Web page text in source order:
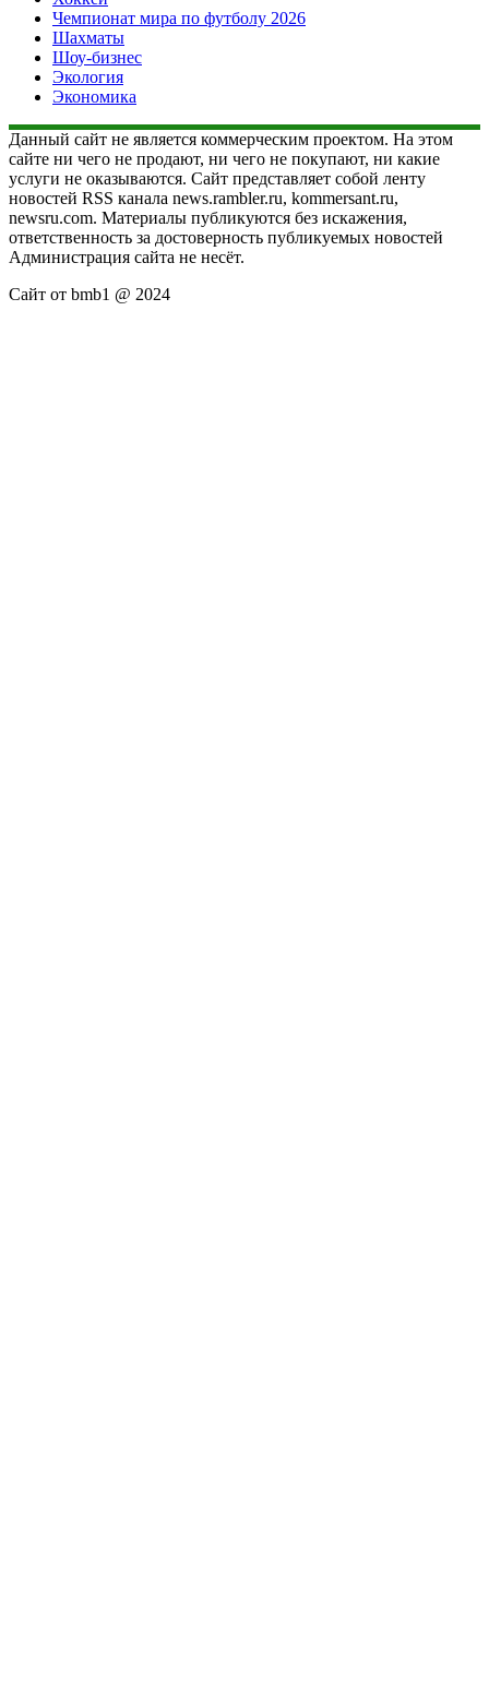
Чемпионат мира по футболу 2026
Шахматы
Шоу-бизнес
Экология
Экономика
Данный сайт не является коммерческим проектом. На этом
сайте ни чего не продают, ни чего не покупают, ни какие
услуги не оказываются. Сайт представляет собой ленту
новостей RSS канала news.rambler.ru, kommersant.ru,
newsru.com. Материалы публикуются без искажения,
ответственность за достоверность публикуемых новостей
Администрация сайта не несёт.
Сайт от bmb1 @ 2024